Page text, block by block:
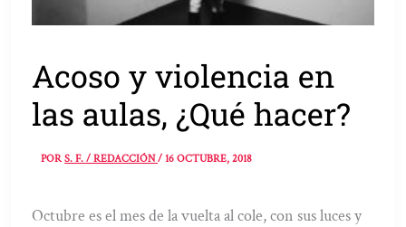
Acoso y violencia en
las aulas, ¿Qué hacer?
PORS. F. / REDACCIÓN/16 OCTUBRE, 2018
Octubre es el mes de la vuelta al cole, con sus luces y